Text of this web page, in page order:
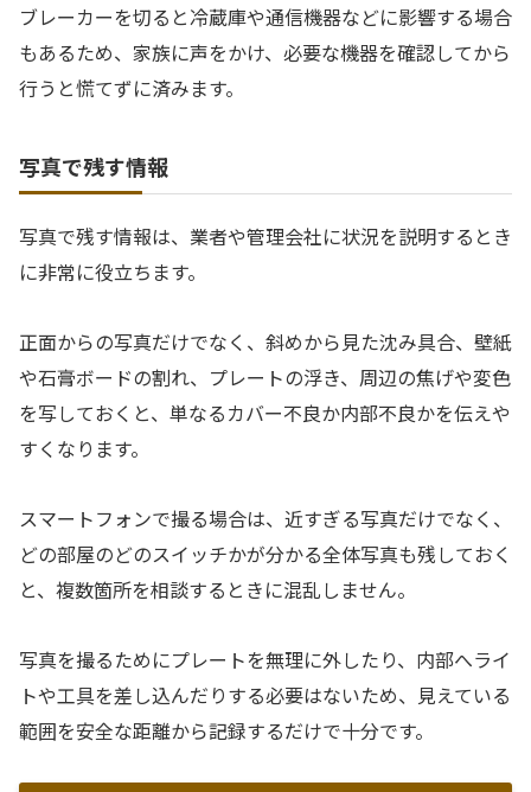
ブレーカーを切ると冷蔵庫や通信機器などに影響する場合
もあるため、家族に声をかけ、必要な機器を確認してから
行うと慌てずに済みます。
写真で残す情報
写真で残す情報は、業者や管理会社に状況を説明するとき
に非常に役立ちます。
正面からの写真だけでなく、斜めから見た沈み具合、壁紙
や石膏ボードの割れ、プレートの浮き、周辺の焦げや変色
を写しておくと、単なるカバー不良か内部不良かを伝えや
すくなります。
スマートフォンで撮る場合は、近すぎる写真だけでなく、
どの部屋のどのスイッチかが分かる全体写真も残しておく
と、複数箇所を相談するときに混乱しません。
写真を撮るためにプレートを無理に外したり、内部へライ
トや工具を差し込んだりする必要はないため、見えている
範囲を安全な距離から記録するだけで十分です。